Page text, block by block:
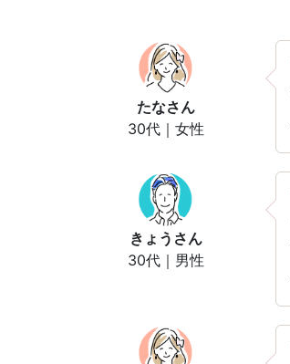
たなさん
30代｜女性
きょう さん
30代｜男性